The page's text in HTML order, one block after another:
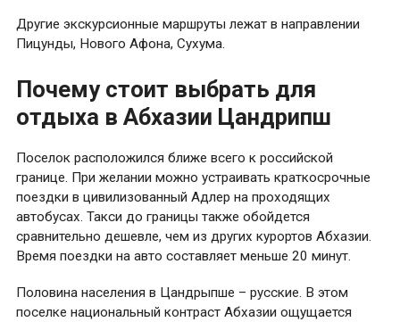
Другие экскурсионные маршруты лежат в направлении
Пицунды, Нового Афона, Сухума.
Почему стоит выбрать для
отдыха в Абхазии Цандрипш
Поселок расположился ближе всего к российской
границе. При желании можно устраивать краткосрочные
поездки в цивилизованный Адлер на проходящих
автобусах. Такси до границы также обойдется
сравнительно дешевле, чем из других курортов Абхазии.
Время поездки на авто составляет меньше 20 минут.
Половина населения в Цандрыпше – русские. В этом
поселке национальный контраст Абхазии ощущается